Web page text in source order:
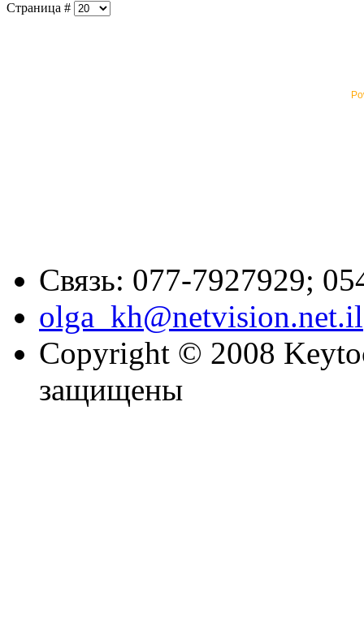
Страница #
Связь: 077-7927929;
olga_kh@netvision.net.il
Copyright © 2008
защищены